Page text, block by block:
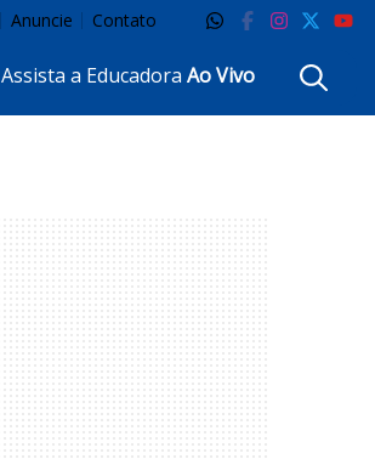
Anuncie Contato
Assista a EducadoraAo Vivo